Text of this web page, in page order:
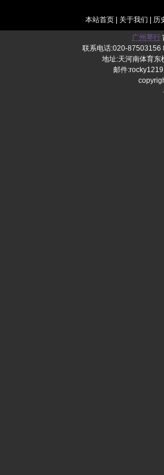
本站首页| 关于我们 历
广州琴行
联系电话:020-
地址:天河南体育东
邮件